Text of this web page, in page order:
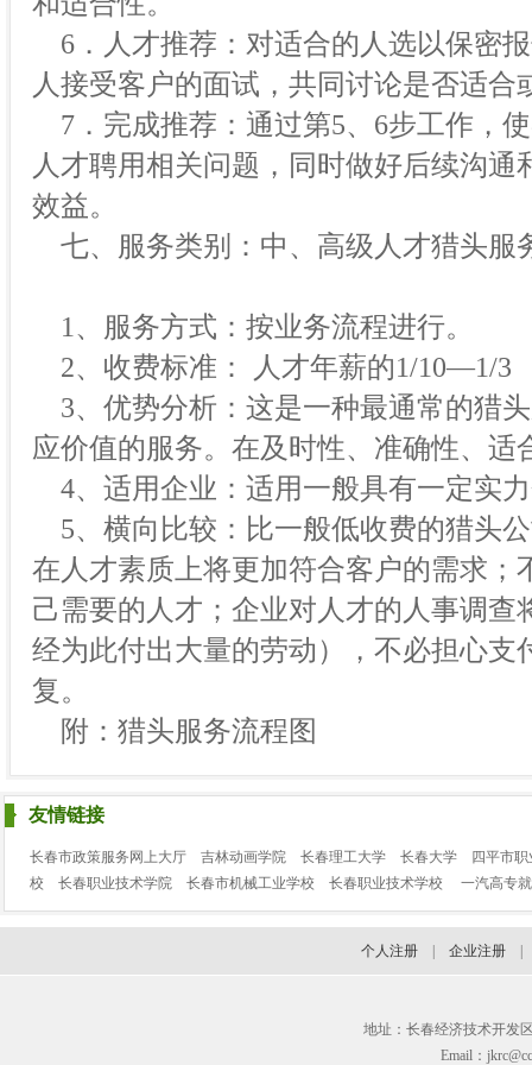
6．人才推荐：对适合的人选以保密
人接受客户的面试，共同讨论是否适
7．完成推荐：通过第5、6步工作，
人才聘用相关问题，同时做好后续沟
效益。
七、服务类别：中、高级人才猎头服
1、服务方式：按业务流程进行。
2、收费标准： 人才年薪的1/10—1/3
3、优势分析：这是一种最通常的猎
应价值的服务。在及时性、准确性、适
4、适用企业：适用一般具有一定实
5、横向比较：比一般低收费的猎头
在人才素质上将更加符合客户的需求
己需要的人才；企业对人才的人事调
经为此付出大量的劳动），不必担心
复。
附：猎头服务流程图
友情链接
长春市政策服务网上大厅 吉林动画学院 长春理工大学 长春大学
四平市
校
长春职业技术学院 长春市机械工业学校 长春职业技术学校 一汽高专
个人注册 企业注册
地址：长春经济技术开发
Email：